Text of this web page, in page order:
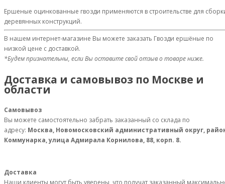
Ершеные оцинкованные гвозди применяются в строительстве для
деревянных конструкций.
В нашем интернет-магазине Вы можете заказать Гвозди ершёные по
низкой цене с доставкой.
*Будем признательны, если Вы оставите свой отзыв о товаре ниже.
Доставка и самовывоз по Москве и
области
Самовывоз
Вы можете самостоятельно забрать заказанный со склада по
адресу: Москва, Новомосковский административный округ,
Коммунарка, улица Адмирала Корнилова, 88, корп. 8.
Доставка
Наши клиенты могут быть уверены, что получат заказанный